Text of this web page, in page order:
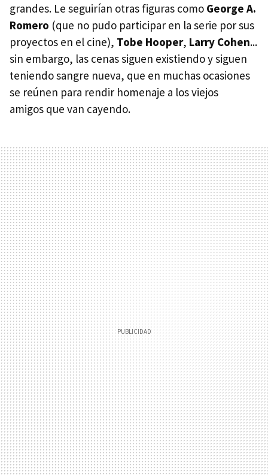
grandes. Le seguirían otras figuras como George A.
Romero (que no pudo participar en la serie por sus
proyectos en el cine), Tobe Hooper, Larry Cohen...
sin embargo, las cenas siguen existiendo y siguen
teniendo sangre nueva, que en muchas ocasiones
se reúnen para rendir homenaje a los viejos
amigos que van cayendo.